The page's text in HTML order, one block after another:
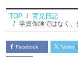
TOP
育児日記
学資保険ではなく
Facebook Twitter